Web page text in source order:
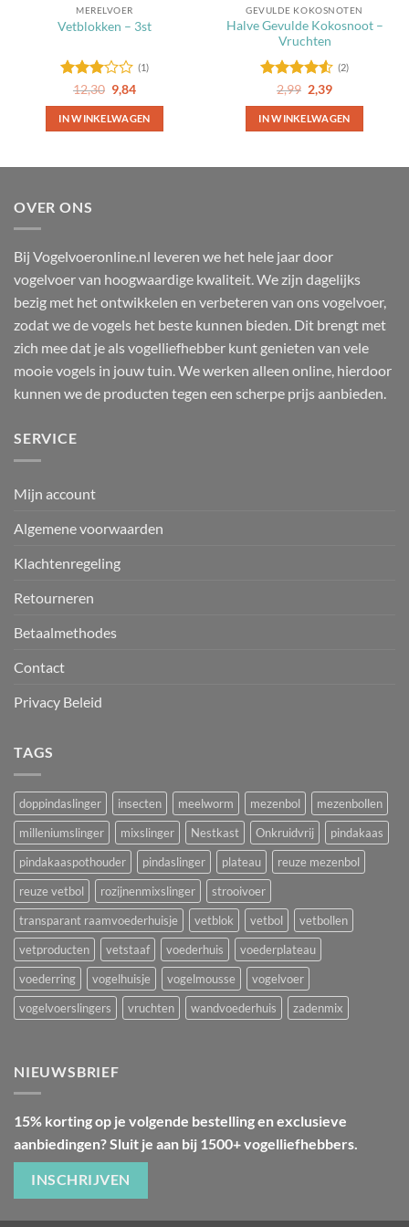
MERELVOER
Vetblokken – 3st
Gewaardeerd
3uit 5
(1)
12,30 Oorspronkelijke
prijs
was:
12,30.
9,84Huidige
is:
9,84.
IN WINKELWAGEN
GEVULDE KOKOSNOTEN
Halve Gevulde Kokosnoot –
Vruchten
Gewaardeerd
4.5uit 5
(2)
2,99 Oorspronkelijke
prijs
was:
2,99.
2,39Huidige
is:
2,39.
IN WINKELWAGEN
OVER ONS
Bij Vogelvoeronline.nl leveren we het hele jaar door
vogelvoer van hoogwaardige kwaliteit. We zijn dagelijks
bezig met het ontwikkelen en verbeteren van ons vogelvoer,
zodat we de vogels het beste kunnen bieden. Dit brengt met
zich mee dat je als vogelliefhebber kunt genieten van vele
mooie vogels in jouw tuin. We werken alleen online, hierdoor
kunnen we de producten tegen een scherpe prijs aanbieden.
SERVICE
Mijn account
Algemene voorwaarden
Klachtenregeling
Retourneren
Betaalmethodes
Contact
Privacy Beleid
TAGS
doppindaslinger insecten meelworm mezenbol
mezenbollen
milleniumslinger
mixslinger Nestkast Onkruidvrij
pindakaas
pindakaaspothouder
pindaslinger plateau
reuze mezenbol
reuze vetbol
rozijnenmixslinger
strooivoer
transparant raamvoederhuisje
vetblok vetbol
vetbollen
vetproducten
vetstaaf voederhuis
voederplateau
voederring
vogelhuisje vogelmousse
vogelvoer
vogelvoerslingers
vruchten wandvoederhuis zadenmix
NIEUWSBRIEF
15% korting op je volgende bestelling en exclusieve
aanbiedingen? Sluit je aan bij 1500+ vogelliefhebbers.
INSCHRIJVEN